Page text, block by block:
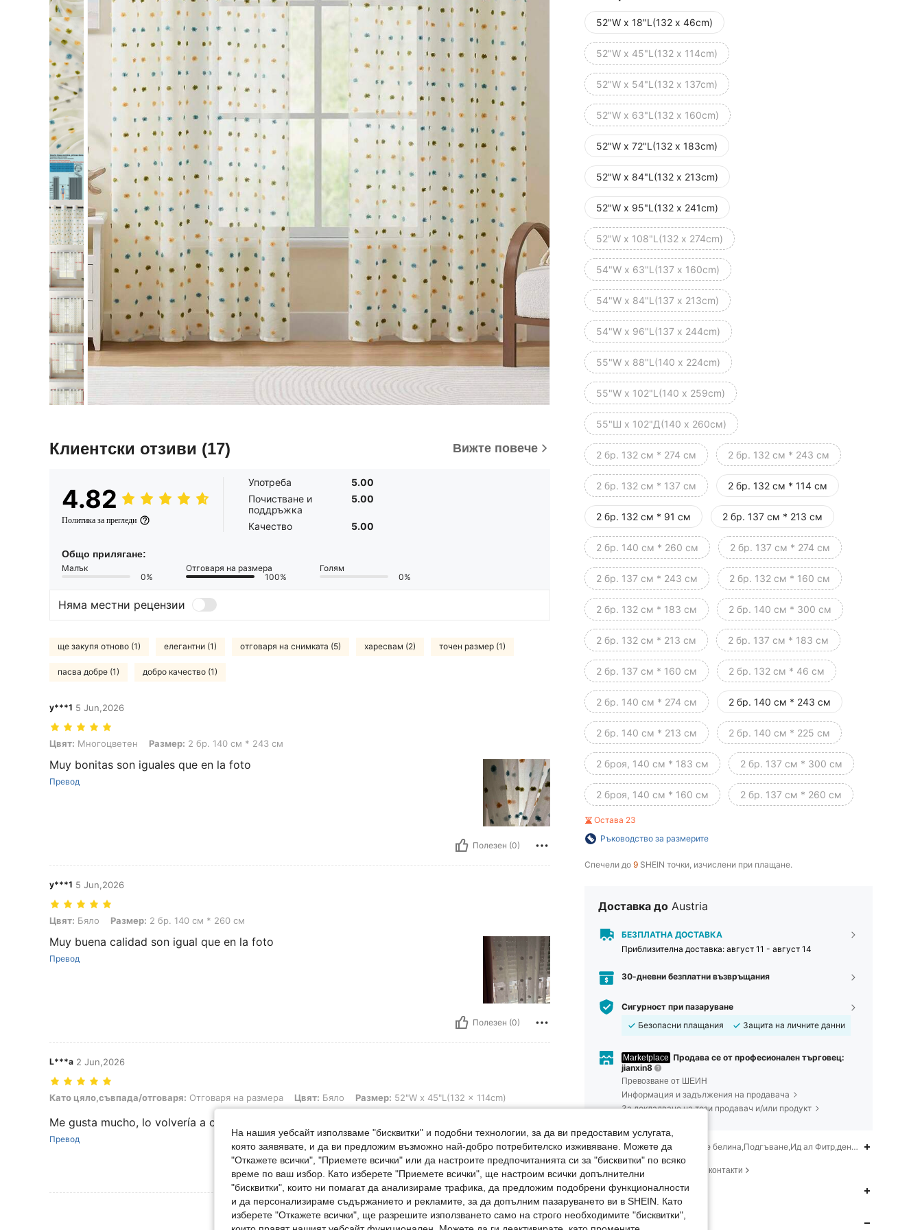
Клиентски отзиви (17) Вижте повече
4.82
Политика за прегледи
Употреба
5.00
Почистване и
поддръжка
5.00
Качество 5.00
Общо прилягане:
Малък
0%
Отговаря на размера
100%
Голям
0%
Няма местни рецензии
ще закупя отново (1) елегантни (1) отговаря на снимката (5) харесвам (2) точен размер (1)
пасва добре (1) добро качество (1)
y***1 5 Jun,2026
Цвят: Многоцветен, Размер: 2 бр. 140 см * 243 см
Цвят: Многоцветен Размер: 2 бр. 140 см * 243 см
Muy bonitas son iguales que en la foto
Превод
Полезен (0)
y***1 5 Jun,2026
Цвят: Бяло, Размер: 2 бр. 140 см * 260 см
Цвят: Бяло Размер: 2 бр. 140 см * 260 см
Muy buena calidad son igual que en la foto
Превод
Полезен (0)
L***a 2 Jun,2026
Като цяло,съвпада/отговаря: Отговаря на размера, Цвят: Бяло, Размер: 52"W x 45"L(132 x 114cm)
Като цяло,съвпада/отговаря: Отговаря на размера Цвят: Бяло Размер: 52"W x 45"L(132 x 114cm)
Me gusta mucho, lo volvería a comprar
Превод
Полезен (0)
Вижте Още Отзиви
52"W x 18"L(132 x 46cm)
52"W x 45"L(132 x 114cm)
52"W x 54"L(132 x 137cm)
52"W x 63"L(132 x 160cm)
52"W x 72"L(132 x 183cm)
52"W x 84"L(132 x 213cm)
52"W x 95"L(132 x 241cm)
52"W x 108"L(132 x 274cm)
54"W x 63"L(137 x 160cm)
54"W x 84"L(137 x 213cm)
54"W x 96"L(137 x 244cm)
55"W x 88"L(140 x 224cm)
55"W x 102"L(140 x 259cm)
55"Ш x 102"Д(140 х 260см)
2 бр. 132 см * 274 см 2 бр. 132 см * 243 см
2 бр. 132 см * 137 см 2 бр. 132 см * 114 см
2 бр. 132 см * 91 см 2 бр. 137 см * 213 см
2 бр. 140 см * 260 см 2 бр. 137 см * 274 см
2 бр. 137 см * 243 см 2 бр. 132 см * 160 см
2 бр. 132 см * 183 см 2 бр. 140 см * 300 см
2 бр. 132 см * 213 см 2 бр. 137 см * 183 см
2 бр. 137 см * 160 см 2 бр. 132 см * 46 см
2 бр. 140 см * 274 см 2 бр. 140 см * 243 см
2 бр. 140 см * 213 см 2 бр. 140 см * 225 см
2 броя, 140 см * 183 см 2 бр. 137 см * 300 см
2 броя, 140 см * 160 см 2 бр. 137 см * 260 см
Остава 23
Ръководство за размерите
Спечели до 9 SHEIN точки, изчислени при плащане.
Доставка до Austria
БЕЗПЛАТНА ДОСТАВКА
Приблизителна доставка: август 11 - август 14
30-дневни безплатни възвръщания
Сигурност при пазаруване
Безопасни плащания
Защита на личните данни
Marketplace Продава се от професионален търговец:
jianxin8
Превозване от ШЕИН
Информация и задължения на продавача
За докладване на този продавач и/или продукт
Описание Не използвайте белина,Подгъване,Ид ал Фитр,деня на
Информация за безопасност и контакти
Размер И Кройка
За Магазина
4.91 59
На нашия уебсайт използваме "бисквитки" и подобни технологии, за да ви предоставим услугата,
която заявявате, и да ви предложим възможно най-добро потребителско изживяване. Можете да
"Откажете всички", "Приемете всички" или да настроите предпочитанията си за "бисквитки" по всяко
време по ваш избор. Като изберете "Приемете всички", ще настроим всички допълнителни
"бисквитки", които ни помагат да анализираме трафика, да предложим подобрени функционалности
и да персонализираме съдържанието и рекламите, за да допълним пазаруването ви в SHEIN. Като
изберете "Откажете всички", ще разрешите използването само на строго необходимите "бисквитки",